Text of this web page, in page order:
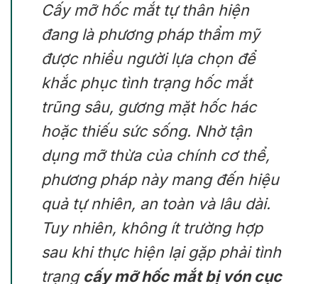
Cấy mỡ hốc mắt tự thân hiện
đang là phương pháp thẩm mỹ
được nhiều người lựa chọn để
khắc phục tình trạng hốc mắt
trũng sâu, gương mặt hốc hác
hoặc thiếu sức sống. Nhờ tận
dụng mỡ thừa của chính cơ thể,
phương pháp này mang đến hiệu
quả tự nhiên, an toàn và lâu dài.
Tuy nhiên, không ít trường hợp
sau khi thực hiện lại gặp phải tình
trạng cấy mỡ hốc mắt bị vón cục